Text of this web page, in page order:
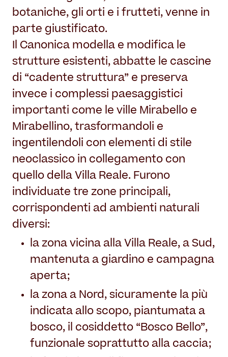
botaniche, gli orti e i frutteti, venne in
parte giustificato.
Il Canonica modella e modifica le
strutture esistenti, abbatte le cascine
di “cadente struttura” e preserva
invece i complessi paesaggistici
importanti come le ville Mirabello e
Mirabellino, trasformandoli e
ingentilendoli con elementi di stile
neoclassico in collegamento con
quello della Villa Reale. Furono
individuate tre zone principali,
corrispondenti ad ambienti naturali
diversi:
la zona vicina alla Villa Reale, a Sud,
mantenuta a giardino e campagna
aperta;
la zona a Nord, sicuramente la più
indicata allo scopo, piantumata a
bosco, il cosiddetto “Bosco Bello”,
funzionale soprattutto alla caccia;